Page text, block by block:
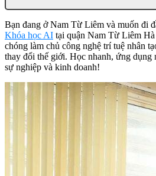
Bạn đang ở Nam Từ Liêm và muốn đi
Khóa học AI tại quận Nam Từ Liêm
chóng làm chủ công nghệ trí tuệ nhân
thay đổi thế giới. Học nhanh, ứng dụng
sự nghiệp và kinh doanh!